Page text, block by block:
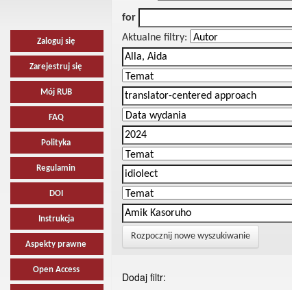
Zaloguj się
Zarejestruj się
Mój RUB
FAQ
Polityka
Regulamin
DOI
Instrukcja
Aspekty prawne
Open Access
for
Aktualne filtry:
Rozpocznij nowe wyszukiwanie
Dodaj filtr: